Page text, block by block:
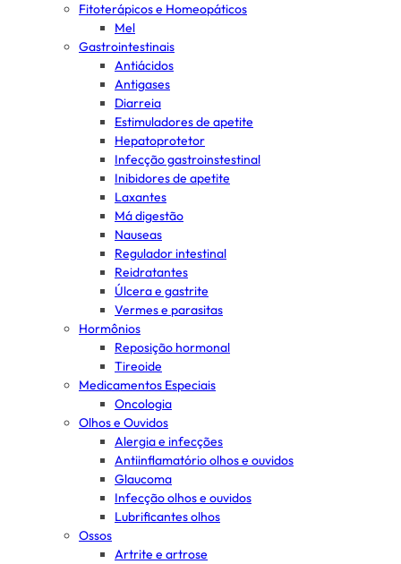
Fitoterápicos e Homeopáticos
Mel
Gastrointestinais
Antiácidos
Antigases
Diarreia
Estimuladores de apetite
Hepatoprotetor
Infecção gastroinstestinal
Inibidores de apetite
Laxantes
Má digestão
Nauseas
Regulador intestinal
Reidratantes
Úlcera e gastrite
Vermes e parasitas
Hormônios
Reposição hormonal
Tireoide
Medicamentos Especiais
Oncologia
Olhos e Ouvidos
Alergia e infecções
Antiinflamatório olhos e ouvidos
Glaucoma
Infecção olhos e ouvidos
Lubrificantes olhos
Ossos
Artrite e artrose